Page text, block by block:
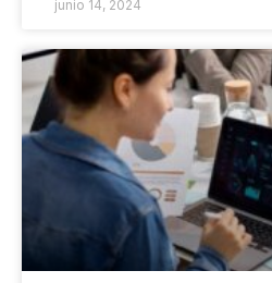
junio 14, 2024